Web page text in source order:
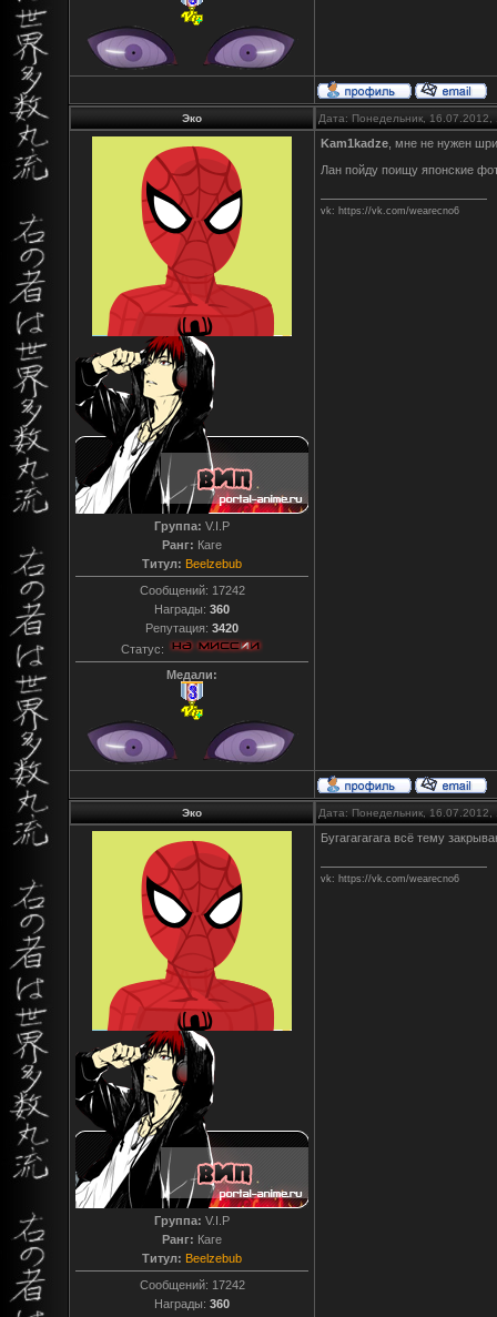
Эко Дата: Понедельник,
Группа: V.I.P
Ранг: Каге
Титул: Beelzebub
Сообщений: 17242
Награды: 360
Репутация: 3420
Статус:
Медали:
Kam1kadze , мне не нужен
Лан пойду поищу японские
vk: https://vk.com/wearecno6
Эко Дата: Понедельник,
Группа: V.I.P
Ранг: Каге
Титул: Beelzebub
Сообщений: 17242
Награды: 360
Бугагагагага всё тему
vk: https://vk.com/wearecno6